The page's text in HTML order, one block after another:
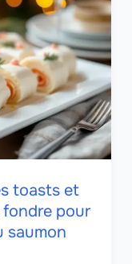
toasts et
fondre pour
saumon